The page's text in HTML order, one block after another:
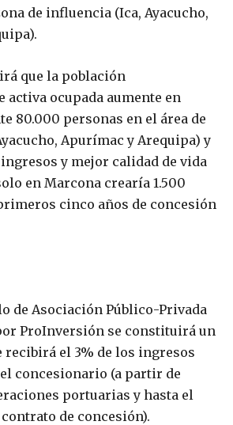
de influencia (Ica, Ayacucho,
que la población
activa ocupada aumente en
80.000 personas en el área de
Apurímac y Arequipa) y
y mejor calidad de vida
en Marcona crearía 1.500
cinco años de concesión
de Asociación Público-Privada
ProInversión se constituirá un
recibirá el 3% de los ingresos
concesionario (a partir de
portuarias y hasta el
de concesión).